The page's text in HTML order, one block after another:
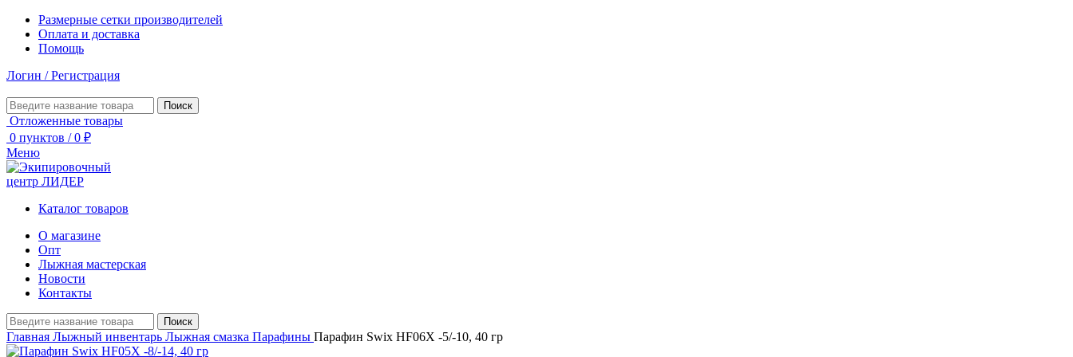
Размерные сетки производителей
Оплата и доставка
Помощь
Логин / Регистрация
Поиск
Отложенные товары
0 пунктов / 0 ₽
Меню
Каталог товаров
О магазине
Опт
Лыжная мастерская
Новости
Контакты
Поиск
Главная Лыжный инвентарь Лыжная смазка Парафины Парафин Swix HF06X -5/-10, 40 гр